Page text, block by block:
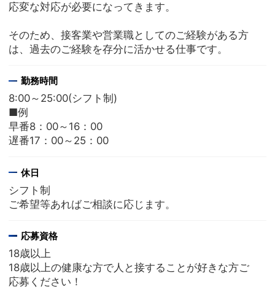
応変な対応が必要になってきます。
そのため、接客業や営業職としてのご経験がある方
は、過去のご経験を存分に活かせる仕事です。
勤務時間
8:00～25:00(シフト制)
■例
早番8：00～16：00
遅番17：00～25：00
休日
シフト制
ご希望等あればご相談に応じます。
応募資格
18歳以上
18歳以上の健康な方で人と接することが好きな方ご
応募ください！